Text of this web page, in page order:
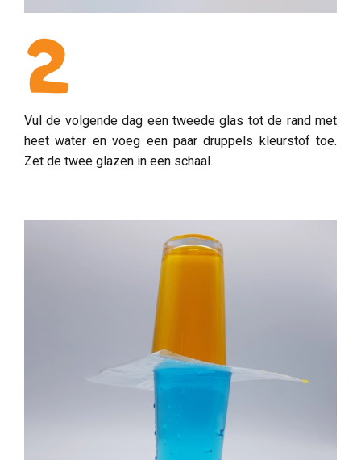
Vul de volgende dag een tweede glas tot de rand met
heet water en voeg een paar druppels kleurstof toe.
Zet de twee glazen in een schaal.